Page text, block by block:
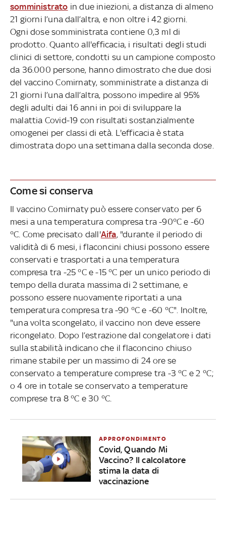
somministrato in due iniezioni, a distanza di almeno
21 giorni l’una dall’altra, e non oltre i 42 giorni.
Ogni dose somministrata contiene 0,3 ml di
prodotto. Quanto all'efficacia, i risultati degli studi
clinici di settore, condotti su un campione composto
da 36.000 persone, hanno dimostrato che due dosi
del vaccino Comirnaty, somministrate a distanza di
21 giorni l’una dall’altra, possono impedire al 95%
degli adulti dai 16 anni in poi di sviluppare la
malattia Covid-19 con risultati sostanzialmente
omogenei per classi di età. L'efficacia è stata
dimostrata dopo una settimana dalla seconda dose.
Come si conserva
Il vaccino Comirnaty può essere conservato per 6
mesi a una temperatura compresa tra -90°C e -60
°C. Come precisato dall'Aifa, "durante il periodo di
validità di 6 mesi, i flaconcini chiusi possono essere
conservati e trasportati a una temperatura
compresa tra -25 °C e -15 °C per un unico periodo di
tempo della durata massima di 2 settimane, e
possono essere nuovamente riportati a una
temperatura compresa tra -90 °C e -60 °C". Inoltre,
"una volta scongelato, il vaccino non deve essere
ricongelato. Dopo l’estrazione dal congelatore i dati
sulla stabilità indicano che il flaconcino chiuso
rimane stabile per un massimo di 24 ore se
conservato a temperature comprese tra -3 °C e 2 °C;
o 4 ore in totale se conservato a temperature
comprese tra 8 °C e 30 °C.
APPROFONDIMENTO
Covid, Quando Mi
Vaccino? Il calcolatore
stima la data di
vaccinazione